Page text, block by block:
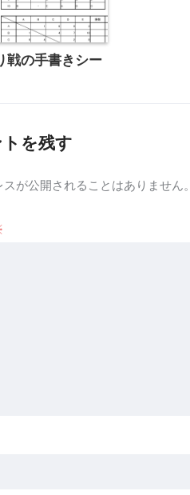
戦の手書きシー
を残す
スが公開されることはありません。